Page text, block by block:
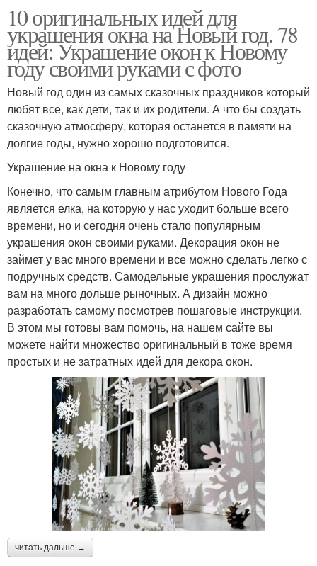
10 оригинальных идей для
украшения окна на Новый год. 78
идей: Украшение окон к Новому
году своими руками с фото
Новый год один из самых сказочных праздников который
любят все, как дети, так и их родители. А что бы создать
сказочную атмосферу, которая останется в памяти на
долгие годы, нужно хорошо подготовится.
Украшение на окна к Новому году
Конечно, что самым главным атрибутом Нового Года
является елка, на которую у нас уходит больше всего
времени, но и сегодня очень стало популярным
украшения окон своими руками. Декорация окон не
займет у вас много времени и все можно сделать легко с
подручных средств. Самодельные украшения прослужат
вам на много дольше рыночных. А дизайн можно
разработать самому посмотрев пошаговые инструкции.
В этом мы готовы вам помочь, на нашем сайте вы
можете найти множество оригинальный в тоже время
простых и не затратных идей для декора окон.
читать дальше →